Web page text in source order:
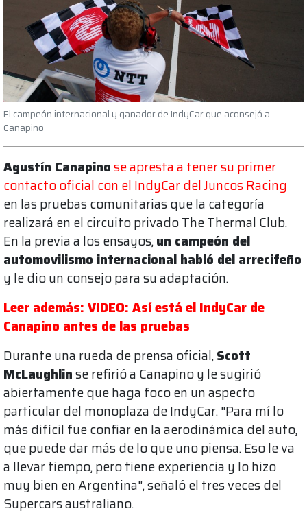
El campeón internacional y ganador de IndyCar que aconsejó a
Canapino
Agustín Canapinose apresta a tener su primer
contacto oficial con el IndyCar del Juncos Racing
en las pruebas comunitarias que la categoría
realizará en el circuito privado The Thermal Club.
En la previa a los ensayos,un campeón del
automovilismo internacional habló del arrecifeño
y le dio un consejo para su adaptación.
Leer además: VIDEO: Así está el IndyCar de
Canapino antes de las pruebas
Durante una rueda de prensa oficial,Scott
McLaughlinse refirió a Canapino y le sugirió
abiertamente que haga foco en un aspecto
particular del monoplaza de IndyCar. "Para mí lo
más difícil fue confiar en la aerodinámica del auto,
que puede dar más de lo que uno piensa. Eso le va
a llevar tiempo, pero tiene experiencia y lo hizo
muy bien en Argentina", señaló el tres veces del
Supercars australiano.